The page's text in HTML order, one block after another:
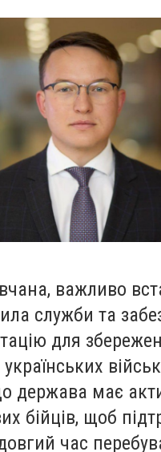
важливо
служби та
для
держава має
бійців, щоб
час